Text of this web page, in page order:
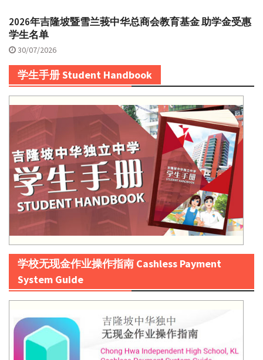
2026年吉隆坡暨雪兰莪中华总商会教育基金 助学金受惠
学生名单
30/07/2026
学生手册 Student Handbook
学校无现金作业操作指南 Cashless Payment
System Guide